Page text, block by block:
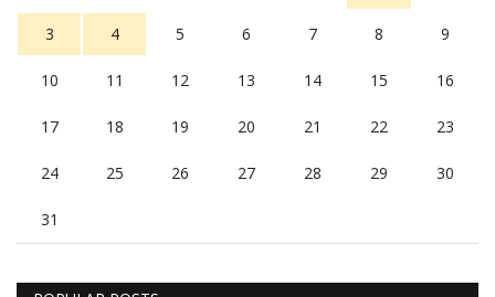
3 4 5 6 7 8 9
10 11 12 13 14 15 16
17 18 19 20 21 22 23
24 25 26 27 28 29 30
31